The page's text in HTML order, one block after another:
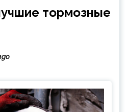
тормозные